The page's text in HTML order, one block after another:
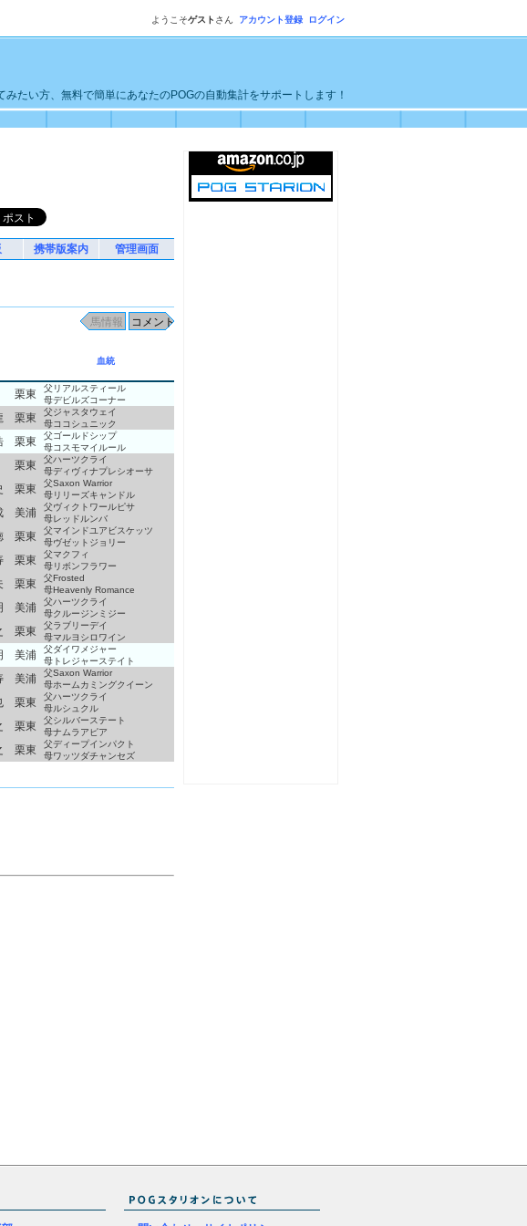
ようこそゲスト さん アカウント登録 ログイン
たい方、無料で簡単にあなたのPOGの自動集計をサポートします！
携帯版案内
管理画面
血統
栗東
父リアルスティール
母デビルズコーナー
栗東
父ジャスタウェイ
母ココシュニック
栗東
父ゴールドシップ
母コスモマイルール
栗東
父ハーツクライ
母ディヴィナプレシオーサ
栗東
父Saxon Warrior
母リリーズキャンドル
美浦
父ヴィクトワールピサ
母レッドルンバ
栗東
父マインドユアビスケッツ
母ヴゼットジョリー
栗東
父マクフィ
母リボンフラワー
栗東
父Frosted
母Heavenly Romance
美浦
父ハーツクライ
母クルージンミジー
栗東
父ラブリーデイ
母マルヨシロワイン
美浦
父ダイワメジャー
母トレジャーステイト
美浦
父Saxon Warrior
母ホームカミングクイーン
栗東
父ハーツクライ
母ルシュクル
栗東
父シルバーステート
母ナムラアピア
栗東
父ディープインパクト
母ワッツダチャンセズ